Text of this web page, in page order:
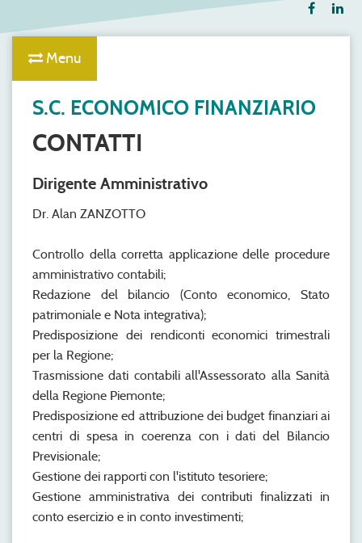
Menu
S.C. ECONOMICO FINANZIARIO
CONTATTI
Dirigente Amministrativo
Dr. Alan ZANZOTTO
Controllo della corretta applicazione delle procedure
amministrativo contabili;
Redazione del bilancio (Conto economico, Stato
patrimoniale e Nota integrativa);
Predisposizione dei rendiconti economici trimestrali
per la Regione;
Trasmissione dati contabili all'Assessorato alla Sanità
della Regione Piemonte;
Predisposizione ed attribuzione dei budget finanziari ai
centri di spesa in coerenza con i dati del Bilancio
Previsionale;
Gestione dei rapporti con l'istituto tesoriere;
Gestione amministrativa dei contributi finalizzati in
conto esercizio e in conto investimenti;